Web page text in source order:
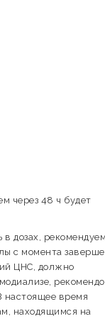
через 48 ч будет
дозах,
с момента
ЦНС, должно
настоящее время
находящимся на